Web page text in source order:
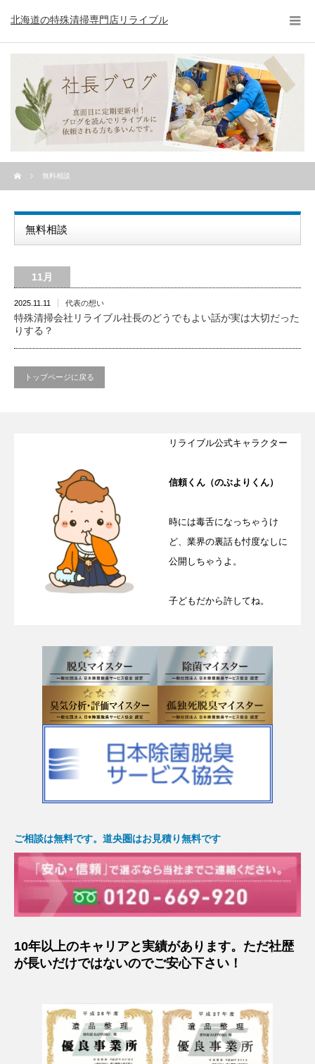
北海道の特殊清掃専門店リライブル
無料相談
無料相談
11月
2025.11.11 代表の想い
特殊清掃会社リライブル社長のどうでもよい話が実は大切だった
りする？
トップページに戻る
リライブル公式キャラクター
信頼くん（のぶよりくん）
時には毒舌になっちゃうけ
ど、業界の裏話も忖度なしに
公開しちゃうよ。
子どもだから許してね。
ご相談は無料です。道央圏はお見積り無料です
10年以上のキャリアと実績があります。ただ社歴
が長いだけではないのでご安心下さい！